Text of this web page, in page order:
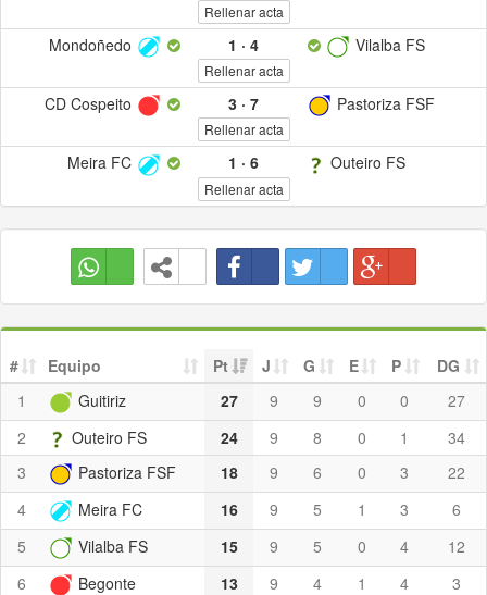
Rellenar acta
Mondoñedo 1 · 4 Vilalba FS
Rellenar acta
CD Cospeito 3· 7 Pastoriza FSF
Rellenar acta
Meira FC 1 · 6 Outeiro FS
Rellenar acta
# Equipo Pt J G E P
DG
1
Guitiriz 27 9 9 0 0
27
2
Outeiro FS 24 9 8 0 1
34
3
Pastoriza FSF 18 9 6 0 3
22
4
Meira FC 16 9 5 1 3
6
5
Vilalba FS 15 9 5 0 4
12
6
Begonte 13 9 4 1 4
3